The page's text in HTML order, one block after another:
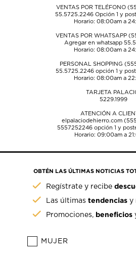
VENTAS POR TELÉFONO
55.5725.2246Opción 1 y
Horario: 08:00am a
VENTAS POR WHATSAPP
Agregar en whatsapp
Horario: 08:00am a
PERSONAL SHOPPING
55.5725.2246opción 1 y
Horario: 08:00am a
TARJETA
5229.1999
ATENCIÓN A
elpalaciodehierro.com
5557252246opción 1 y
Horario: 09:00am a
OBTÉN LAS ÚLTIMAS NOTICIAS
Regístrate y recibe
Las últimastendencias y
Promociones, beneficios
MUJER